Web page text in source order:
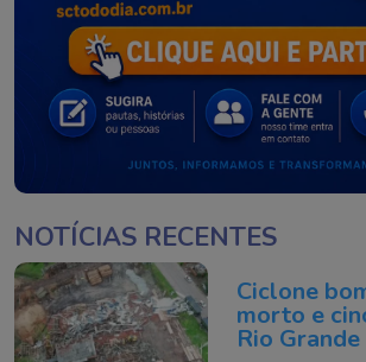
NOTÍCIAS RECENTES
Ciclone
morto e
Rio